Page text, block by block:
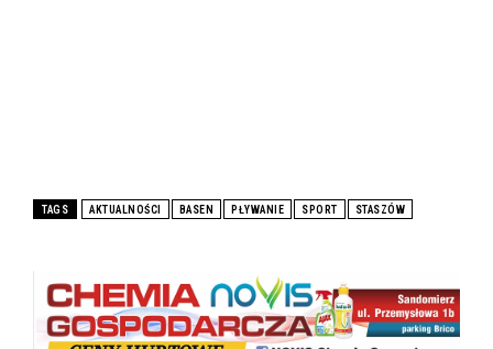
TAGS AKTUALNOŚCI BASEN PŁYWANIE SPORT STASZÓW